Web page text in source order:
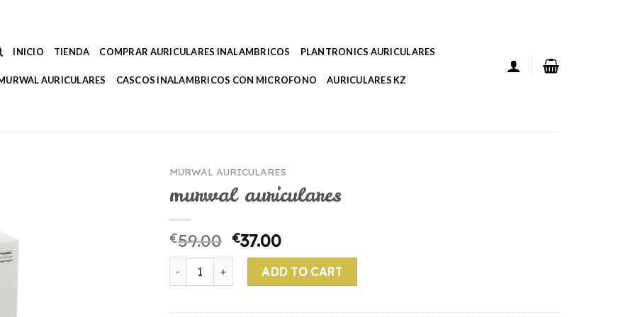
INICIO TIENDA COMPRAR AURICULARES INALAMBRICOS PLANTRONICS AURICULARES
AURICULARES CASCOS INALAMBRICOS CON MICROFONO AURICULARES KZ
MURWAL AURICULARES
murwal auriculares
€59.00 €37.00
murwal auriculares quantity
ADD TO CART